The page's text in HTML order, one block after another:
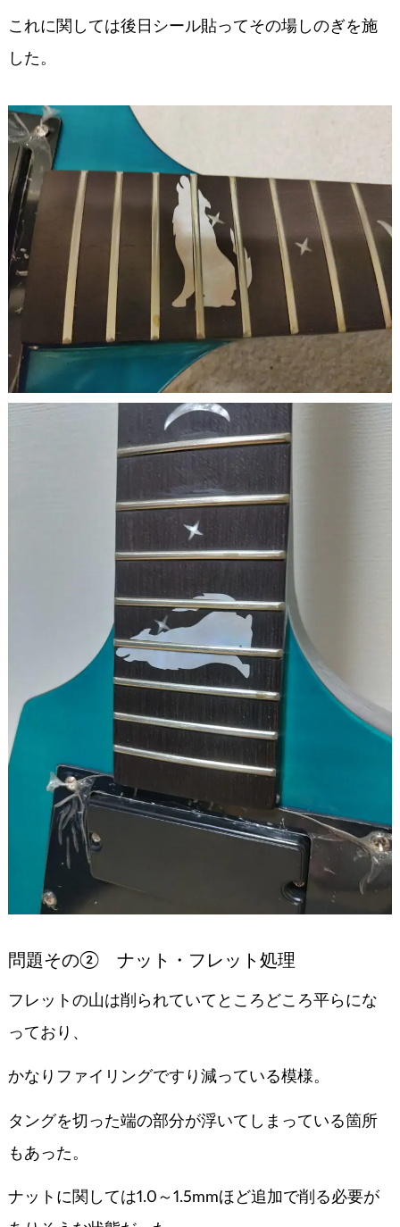
これに関しては後日シール貼ってその場しのぎを施
した。
問題その② ナット・フレット処理
フレットの山は削られていてところどころ平らにな
っており、
かなりファイリングですり減っている模様。
タングを切った端の部分が浮いてしまっている箇所
もあった。
ナットに関しては1.0～1.5mmほど追加で削る必要が